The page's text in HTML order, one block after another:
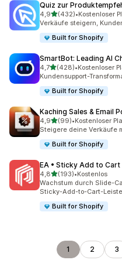
Quiz zur
4,9von 5 Sternen
(432)
432 Rezensionen
•Kostenloser
Verkäufe steigern,
Built for Shopify
SmartBot: Leading AI
4,7von 5 Sternen
(428)
428 Rezensionen
•Kostenloser
Kundensupport-
Built for Shopify
Kaching Sales & Email
4,9von 5 Sternen
(99)
99 Rezensionen
•Kostenloser
Steigere deine Verkäufe
Built for Shopify
EA • Sticky Add to Cart
4,8von 5 Sternen
(193)
193 Rezensionen
•Kostenlos
Wachstum durch Slide-
Sticky-Add-to-Cart-Leiste
Built for Shopify
1 2 3